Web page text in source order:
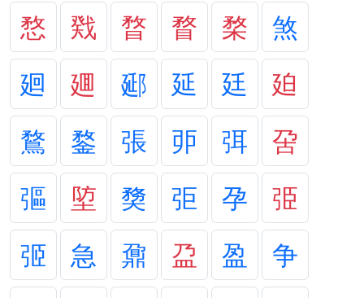
愗
戣 暓 瞀 楘
煞
廻
廽 郔 延 廷
廹
鶩
鍪 張 戼 弭
呄
彄
埅 奦 弡 孕
弫
弬
急 鼐 盁 盈
争